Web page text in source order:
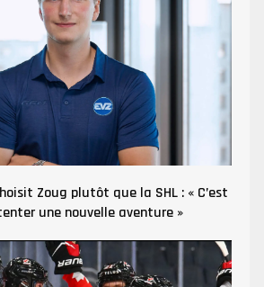
Zoug plutôt que la SHL : « C’est
une nouvelle aventure »